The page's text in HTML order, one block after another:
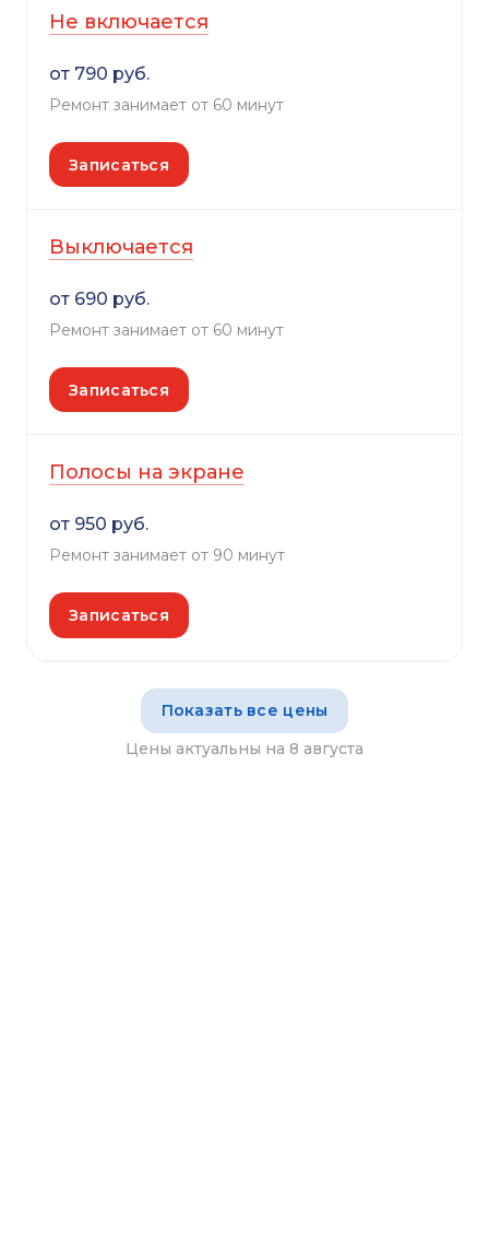
Не включается
от 790 руб.
Ремонт занимает от 60 минут
Записаться
Выключается
от 690 руб.
Ремонт занимает от 60 минут
Записаться
Полосы на экране
от 950 руб.
Ремонт занимает от 90 минут
Записаться
Показать все цены
Цены актуальны на 8 августа